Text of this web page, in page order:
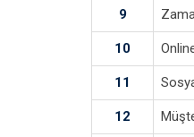
9
10
11
12